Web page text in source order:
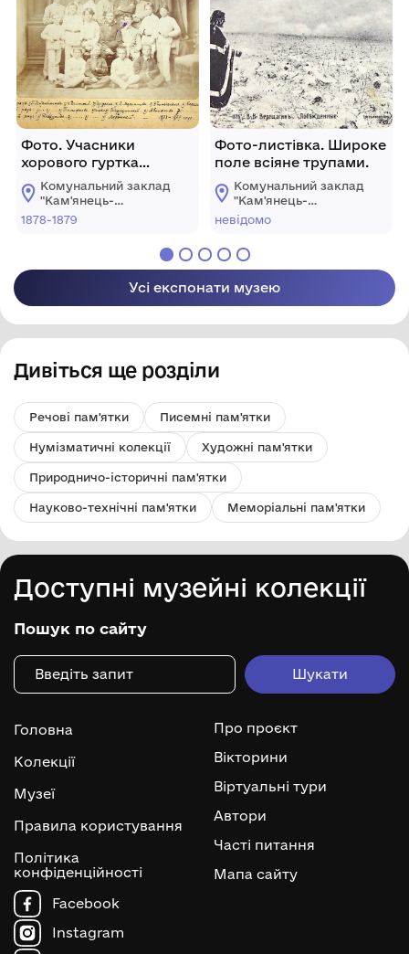
Фото. Учасники
хорового гуртка
Кам'янець-Подільської
чоловічої гімназії 1878-
1879 рр.
Комунальний заклад
"Кам'янець-
Подільський
1878-1879
Фото-листівка. Широке
поле всіяне трупами.
Комунальний заклад
"Кам'янець-
Подільський
державний
заповідник"
невідомо
Усі експонати музею
Дивіться ще розділи
Речові пам'ятки Писемні пам'ятки
Нумізматичні колекції Художні пам'ятки
Природничо-історичні пам'ятки
Науково-технічні пам'ятки Меморіальні пам'ятки
Доступні музейні колекції
Пошук по сайту
Головна
Колекції
Музеї
Правила користування
Політика
конфіденційності
Про проєкт
Вікторини
Віртуальні тури
Автори
Часті питання
Мапа сайту
Facebook
Instagram